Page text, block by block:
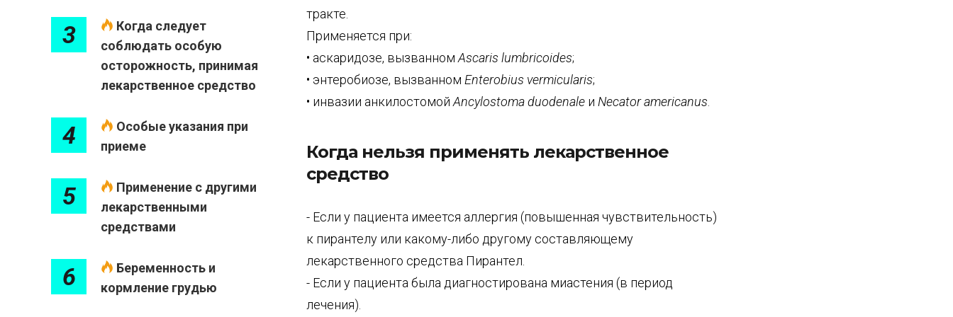
тракте.
Применяется при:
• аскаридозе, вызванном Ascaris lumbricoides;
• энтеробиозе, вызванном Enterobius vermicularis;
• инвазии анкилостомой Ancylostoma duodenale и Necator americanus
Когда нельзя применять лекарственное
средство
- Если у пациента имеется аллергия (повышенная чувствительность)
к пирантелу или какому-либо другому составляющему
лекарственного средства Пирантел.
- Если у пациента была диагностирована миастения (в период
лечения).
3
Когда следует
соблюдать особую
осторожность, принимая
лекарственное средство
4
Особые указания при
приеме
5
Применение с другими
лекарственными
средствами
6
Беременность и
кормление грудью